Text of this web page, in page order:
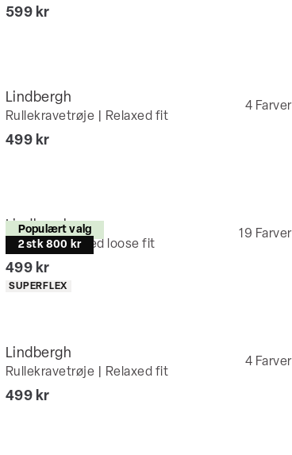
I alt (inkl. rabat)
599 kr
Lindbergh
Rullekravetrøje | Relaxed fit
4 Farver
I alt (inkl. rabat)
499 kr
Populært valg
2 stk 800 kr
Lindbergh
Chinos | Relaxed loose fit
19 Farver
I alt (inkl. rabat)
499 kr
Produkt egenskaber
SUPERFLEX
Lindbergh
Rullekravetrøje | Relaxed fit
4 Farver
I alt (inkl. rabat)
499 kr